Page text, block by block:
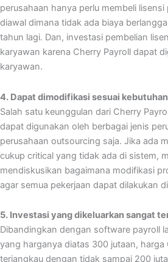
perusahaan hanya perlu membeli
diawal dimana tidak ada biaya
tahun lagi. Dan, investasi pembelian
karyawan karena Cherry Payroll dapat
karyawan.
4. Dapat dimodifikasi sesuai
Salah satu keunggulan dari Cherry
dapat digunakan oleh berbagai jenis
perusahaan outsourcing saja. Jika ada
cukup critical yang tidak ada di sistem,
mendiskusikan bagaimana modifikasi
agar semua pekerjaan dapat dilakukan
5. Investasi yang dikeluarkan sangat
Dibandingkan dengan software payroll
yang harganya diatas 300 jutaan, harga
terjangkau dengan tidak sampai 200